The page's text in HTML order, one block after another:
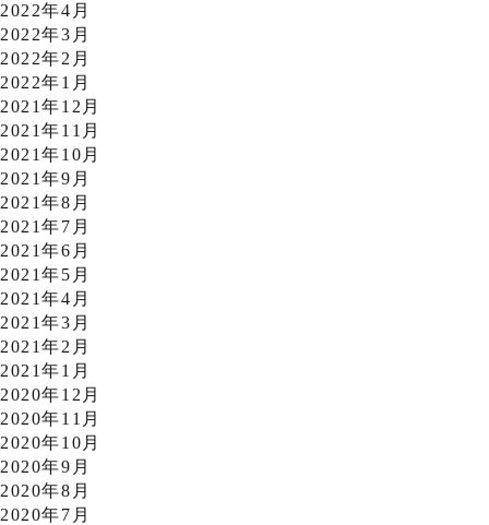
2022年4月
2022年3月
2022年2月
2022年1月
2021年12月
2021年11月
2021年10月
2021年9月
2021年8月
2021年7月
2021年6月
2021年5月
2021年4月
2021年3月
2021年2月
2021年1月
2020年12月
2020年11月
2020年10月
2020年9月
2020年8月
2020年7月